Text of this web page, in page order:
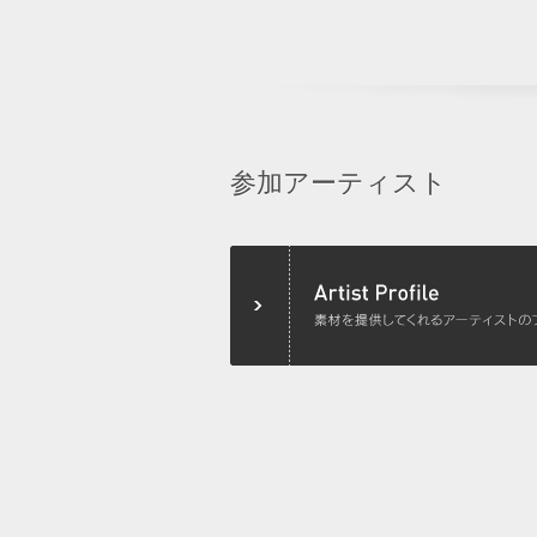
参加アーティスト